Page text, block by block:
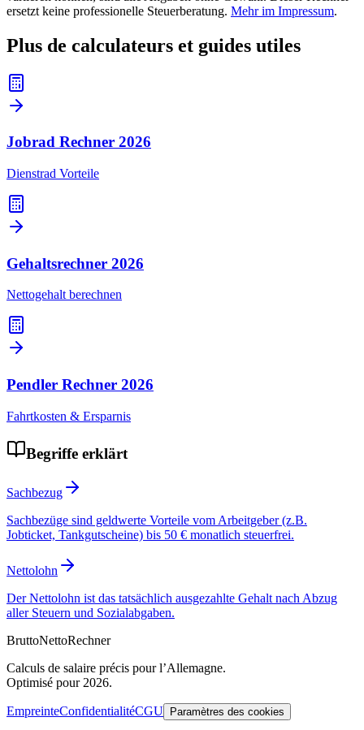
ersetzt keine professionelle Steuerberatung. Mehr im Impressum.
Plus de calculateurs et guides utiles
Jobrad Rechner 2026
Dienstrad Vorteile
Gehaltsrechner 2026
Nettogehalt berechnen
Pendler Rechner 2026
Fahrtkosten & Ersparnis
Begriffe erklärt
Sachbezug
Sachbezüge sind geldwerte Vorteile vom Arbeitgeber (z.B.
Jobticket, Tankgutscheine) bis 50 € monatlich steuerfrei.
Nettolohn
Der Nettolohn ist das tatsächlich ausgezahlte Gehalt nach Abzug
aller Steuern und Sozialabgaben.
BruttoNettoRechner
Calculs de salaire précis pour l’Allemagne.
Optimisé pour 2026.
EmpreinteConfidentialitéCGU Paramètres des cookies